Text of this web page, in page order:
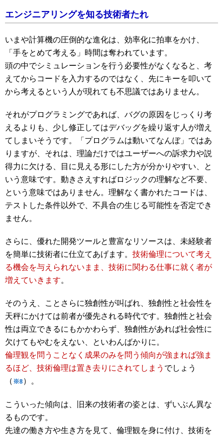
エンジニアリングを知る技術者たれ
いまや計算機の圧倒的な進化は、効率化に拍車をかけ、
「手をとめて考える」時間は奪われています。
頭の中でシミュレーションを行う必要性がなくなると、考
えてからコードを入力するのではなく、先にキーを叩いて
から考えるという人が現れても不思議ではありません。
それがプログラミングであれば、バグの原因をじっくり考
えるよりも、少し修正してはデバッグを繰り返す人が増え
てしまいそうです。「プログラムは動いてなんぼ」ではあ
りますが、それは、理論だけではユーザーへの訴求力や説
得力に欠ける、目に見える形にした方が分かりやすい、と
いう意味です。動きさえすればロジックの理解など不要、
という意味ではありません。理解なく書かれたコードは、
テストした条件以外で、不具合の生じる可能性を否定でき
ません。
さらに、優れた開発ツールと豊富なリソースは、未経験者
を簡単に技術者に仕立てあげます。 技術倫理について考え
る機会を与えられないまま、技術に関わる仕事に就く者が
増えていきます。
そのうえ、ことさらに独創性が叫ばれ、独創性と社会性を
天秤にかけては前者が優先される時代です。独創性と社会
性は両立できるにもかかわらず、独創性があれば社会性に
欠けてもやむをえない、といわんばかりに。
倫理観を問うことなく成果のみを問う傾向が強まれば強ま
るほど、技術倫理は置き去りにされてしまう でしょう
（ ※8 ）。
こういった傾向は、旧来の技術者の姿とは、ずいぶん異な
るものです。
先達の働き方や生き方を見て、倫理観を身に付け、技術を